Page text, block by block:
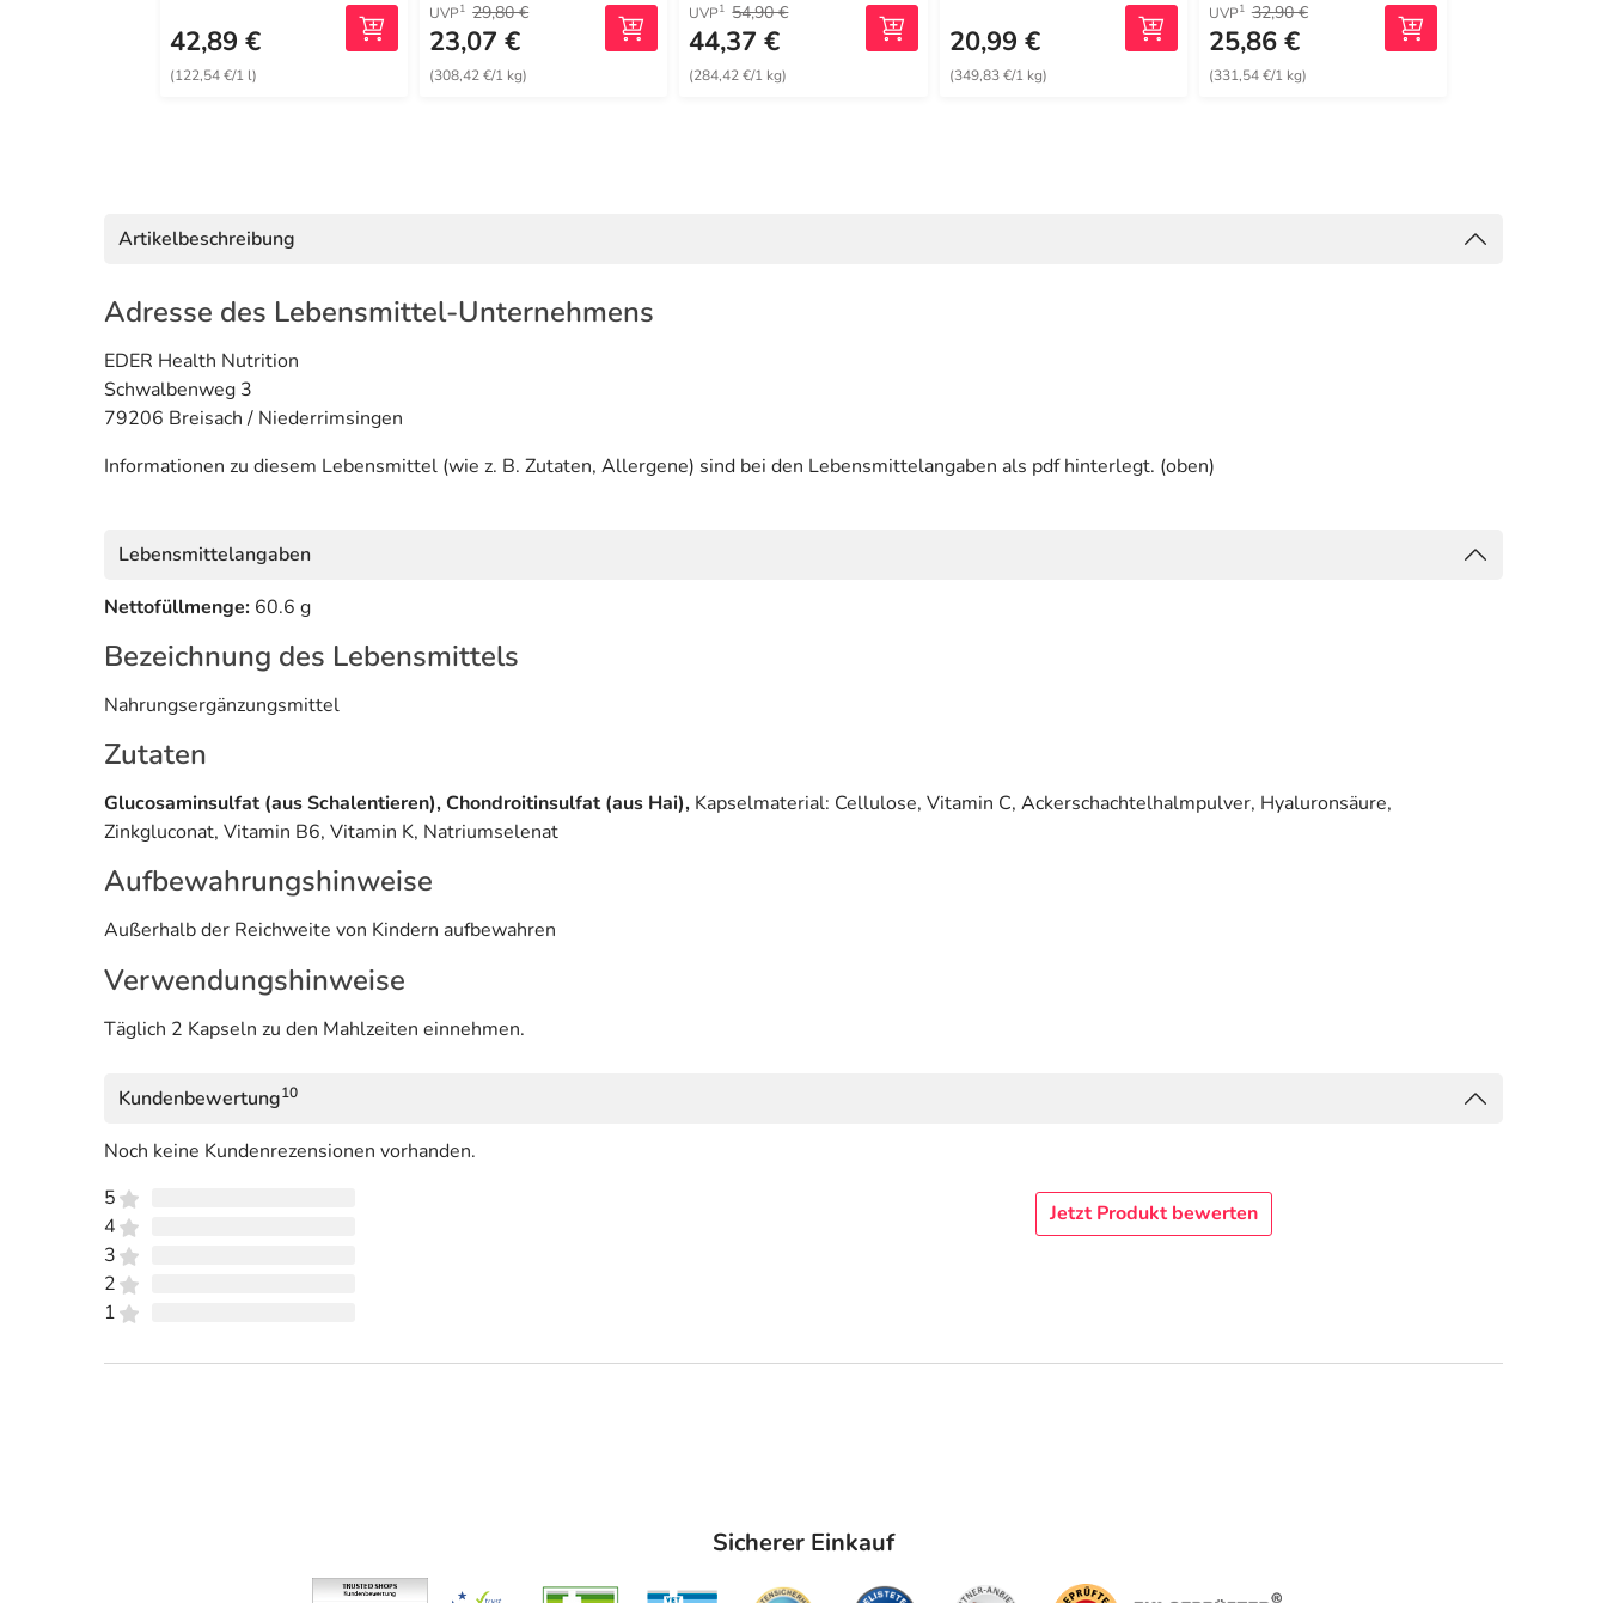
42,89 €
(122,54 €/1 l)
UVP1 29,80 €
23,07 €
(308,42 €/1 kg)
UVP1 54,90 €
44,37 €
(284,42 €/1 kg)
20,99 €
(349,83 €/1 kg)
UVP1 32,90 €
25,86 €
(331,54 €/1 kg)
Artikelbeschreibung
Adresse des Lebensmittel-Unternehmens
EDER Health Nutrition
Schwalbenweg 3
79206 Breisach / Niederrimsingen
Informationen zu diesem Lebensmittel (wie z. B. Zutaten, Allergene) sind bei den Lebensmittelangaben als pdf hinterlegt. (oben)
Lebensmittelangaben
Nettofüllmenge: 60.6 g
Bezeichnung des Lebensmittels
Nahrungsergänzungsmittel
Zutaten
Glucosaminsulfat (aus Schalentieren), Chondroitinsulfat (aus Hai), Kapselmaterial: Cellulose, Vitamin C, Ackerschachtelhalmpulver, Hyaluronsäure,
Zinkgluconat, Vitamin B6, Vitamin K, Natriumselenat
Aufbewahrungshinweise
Außerhalb der Reichweite von Kindern aufbewahren
Verwendungshinweise
Täglich 2 Kapseln zu den Mahlzeiten einnehmen.
Kundenbewertung10
Noch keine Kundenrezensionen vorhanden.
5
4
3
2
1
Jetzt Produkt bewerten
Sicherer Einkauf